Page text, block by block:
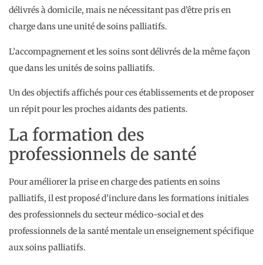
délivrés à domicile, mais ne nécessitant pas d’être pris en
charge dans une unité de soins palliatifs.
L’accompagnement et les soins sont délivrés de la même façon
que dans les unités de soins palliatifs.
Un des objectifs affichés pour ces établissements et de proposer
un répit pour les proches aidants des patients.
La formation des
professionnels de santé
Pour améliorer la prise en charge des patients en soins
palliatifs, il est proposé d’inclure dans les formations initiales
des professionnels du secteur médico-social et des
professionnels de la santé mentale un enseignement spécifique
aux soins palliatifs.